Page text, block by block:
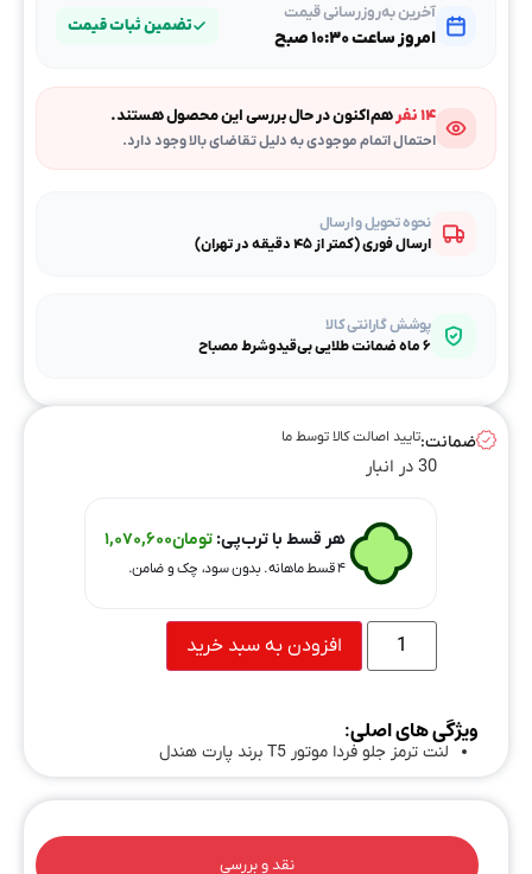
آخرین به‌روزرسانی قیمت
امروز ساعت ۱۰:۳۰ صبح
تضمین ثبات قیمت
۱۴ نفر هم‌اکنون در حال بررسی این محصول هستند.
احتمال اتمام موجودی به دلیل تقاضای بالا وجود دارد.
نحوه تحویل و ارسال
ارسال فوری (کمتر از ۴۵ دقیقه در تهران)
پوشش گارانتی کالا
۶ ماه ضمانت طلایی بی‌قیدوشرط مصباح
ضمانت:تایید اصالت کالا توسط ما
30 در انبار
هر قسط با ترب‌پی:تومان1,070,600
۴ قسط ماهانه. بدون سود، چک و ضامن.
افزودن به سبد خرید
ویژگی های اصلی:
لنت ترمز جلو فردا موتور T5 برند پارت هندل
نقد و بررسی